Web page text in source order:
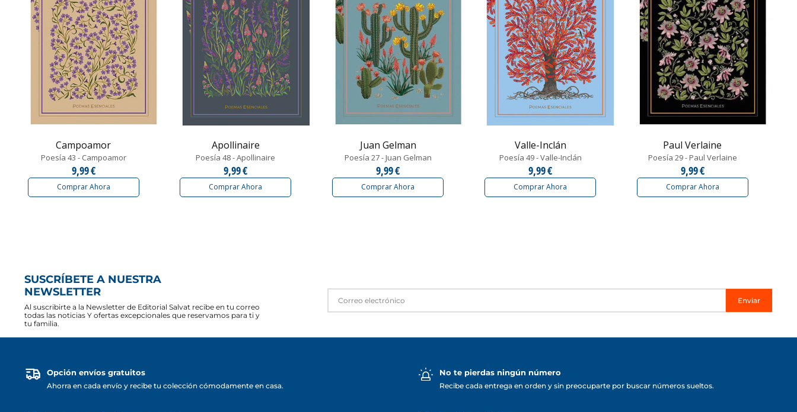
Campoamor
Poesía 43 - Campoamor
9,99 €
Comprar Ahora
Apollinaire
Poesía 48 - Apollinaire
9,99 €
Comprar Ahora
Juan Gelman
Poesía 27 - Juan Gelman
9,99 €
Comprar Ahora
Valle-Inclán
Poesía 49 - Valle-Inclán
9,99 €
Comprar Ahora
Paul Verlaine
Poesía 29 - Paul Verlaine
9,99 €
Comprar Ahora
SUSCRÍBETE A NUESTRA
NEWSLETTER
Al suscribirte a la Newsletter de Editorial Salvat recibe en tu correo
todas las noticias Y ofertas excepcionales que reservamos para ti y
tu familia.
Enviar
Opción envíos gratuitos
Ahorra en cada envío y recibe tu colección cómodamente en casa.
No te pierdas ningún número
Recibe cada entrega en orden y sin preocuparte por buscar números sueltos.